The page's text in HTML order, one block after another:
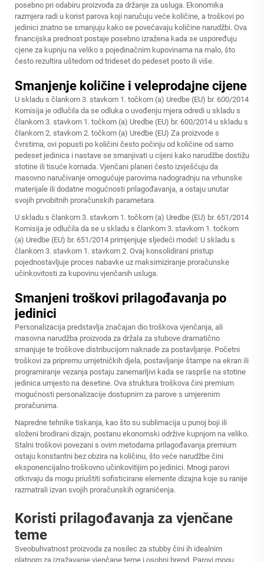
posebno pri odabiru proizvoda za držanje za usluga. Ekonomika
razmjera radi u korist parova koji naručuju veće količine, a troškovi po
jedinici znatno se smanjuju kako se povećavaju količine narudžbi. Ova
financijska prednost postaje posebno izražena kada se uspoređuju
cjene za kupnju na veliko s pojedinačnim kupovinama na malo, što
često rezultira uštedom od trideset do pedeset posto ili više.
Smanjenje količine i veleprodajne cijene
U skladu s člankom 3. stavkom 1. točkom (a) Uredbe (EU) br. 600/2014
Komisija je odlučila da se odluka o uvođenju mjera odredi u skladu s
člankom 3. stavkom 1. točkom (a) Uredbe (EU) br. 600/2014 u skladu s
člankom 2. stavkom 2. točkom (a) Uredbe (EU) Za proizvode s
čvrstima, ovi popusti po količini često počinju od količine od samo
pedeset jedinica i nastave se smanjivati u cijeni kako narudžbe dostižu
stotine ili tisuće komada. Vjenčani planeri često izvješćuju da
masovno naručivanje omogućuje parovima nadogradnju na vrhunske
materijale ili dodatne mogućnosti prilagođavanja, a ostaju unutar
svojih prvobitnih proračunskih parametara.
U skladu s člankom 3. stavkom 1. točkom (a) Uredbe (EU) br. 651/2014
Komisija je odlučila da se u skladu s člankom 3. stavkom 1. točkom
(a) Uredbe (EU) br. 651/2014 primjenjuje sljedeći model: U skladu s
člankom 3. stavkom 1. stavkom 2. Ovaj konsolidirani pristup
pojednostavljuje proces nabavke uz maksimiziranje proračunske
učinkovitosti za kupovinu vjenčanih usluga.
Smanjeni troškovi prilagođavanja po
jedinici
Personalizacija predstavlja značajan dio troškova vjenčanja, ali
masovna narudžba proizvoda za držala za stubove dramatično
smanjuje te troškove distribucijom naknade za postavljanje. Početni
troškovi za pripremu umjetničkih djela, postavljanje štampe na ekran ili
programiranje vezanja postaju zanemarljivi kada se rasprše na stotine
jedinica umjesto na desetine. Ova struktura troškova čini premium
mogućnosti personalizacije dostupnim za parove s umjerenim
proračunima.
Napredne tehnike tiskanja, kao što su sublimacija u punoj boji ili
složeni brodirani dizajn, postanu ekonomski održive kupnjom na veliko.
Stalni troškovi povezani s ovim metodama prilagođavanja premium
ostaju konstantni bez obzira na količinu, što veće narudžbe čini
eksponencijalno troškovno učinkovitijim po jedinici. Mnogi parovi
otkrivaju da mogu priuštiti sofisticirane elemente dizajna koje su ranije
razmatrali izvan svojih proračunskih ograničenja.
Koristi prilagođavanja za vjenčane
teme
Sveobuhvatnost proizvoda za nosilec za stubby čini ih idealnim
platnom za izražavanje vjenčane teme i osobni brend. Parovi mogu